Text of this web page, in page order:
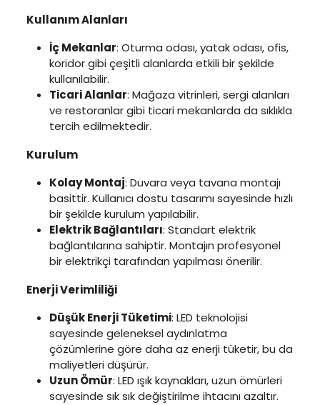
Kullanım Alanları
İç Mekanlar: Oturma odası, yatak odası, ofis,
koridor gibi çeşitli alanlarda etkili bir şekilde
kullanılabilir.
Ticari Alanlar: Mağaza vitrinleri, sergi alanları
ve restoranlar gibi ticari mekanlarda da sıklıkla
tercih edilmektedir.
Kurulum
Kolay Montaj: Duvara veya tavana montajı
basittir. Kullanıcı dostu tasarımı sayesinde hızlı
bir şekilde kurulum yapılabilir.
Elektrik Bağlantıları: Standart elektrik
bağlantılarına sahiptir. Montajın profesyonel
bir elektrikçi tarafından yapılması önerilir.
Enerji Verimliliği
Düşük Enerji Tüketimi: LED teknolojisi
sayesinde geleneksel aydınlatma
çözümlerine göre daha az enerji tüketir, bu da
maliyetleri düşürür.
Uzun Ömür: LED ışık kaynakları, uzun ömürleri
sayesinde sık sık değiştirilme ihtacını azaltır.